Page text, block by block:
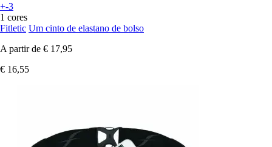
+-3
1 cores
Fitletic Um cinto de elastano de bolso
A partir de € 17,95
€ 16,55